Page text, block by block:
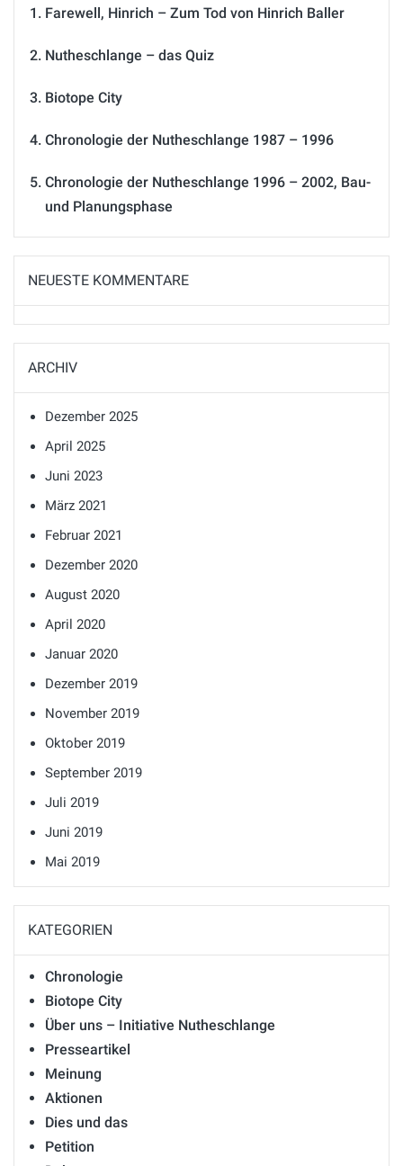
Farewell, Hinrich – Zum Tod von Hinrich Baller
Nutheschlange – das Quiz
Biotope City
Chronologie der Nutheschlange 1987 – 1996
Chronologie der Nutheschlange 1996 – 2002, Bau-
und Planungsphase
NEUESTE KOMMENTARE
ARCHIV
Dezember 2025
April 2025
Juni 2023
März 2021
Februar 2021
Dezember 2020
August 2020
April 2020
Januar 2020
Dezember 2019
November 2019
Oktober 2019
September 2019
Juli 2019
Juni 2019
Mai 2019
KATEGORIEN
Chronologie
Biotope City
Über uns – Initiative Nutheschlange
Presseartikel
Meinung
Aktionen
Dies und das
Petition